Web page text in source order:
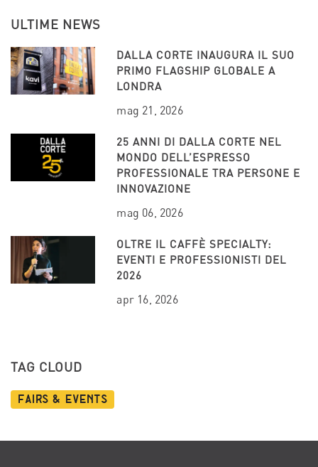
ULTIME NEWS
DALLA CORTE INAUGURA IL SUO
PRIMO FLAGSHIP GLOBALE A
LONDRA
mag 21, 2026
25 ANNI DI DALLA CORTE NEL
MONDO DELL’ESPRESSO
PROFESSIONALE TRA PERSONE E
INNOVAZIONE
mag 06, 2026
OLTRE IL CAFFÈ SPECIALTY:
EVENTI E PROFESSIONISTI DEL
2026
apr 16, 2026
TAG CLOUD
Fairs & Events